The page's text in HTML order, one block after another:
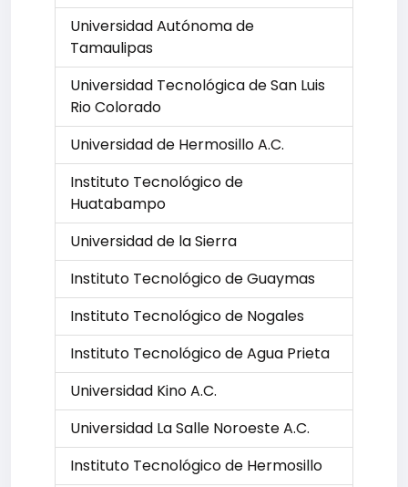
Universidad Autónoma de
Tamaulipas
Universidad Tecnológica de San Luis
Rio Colorado
Universidad de Hermosillo A.C.
Instituto Tecnológico de
Huatabampo
Universidad de la Sierra
Instituto Tecnológico de Guaymas
Instituto Tecnológico de Nogales
Instituto Tecnológico de Agua Prieta
Universidad Kino A.C.
Universidad La Salle Noroeste A.C.
Instituto Tecnológico de Hermosillo